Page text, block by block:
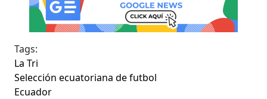
Tags:
La Tri
Selección ecuatoriana de futbol
Ecuador